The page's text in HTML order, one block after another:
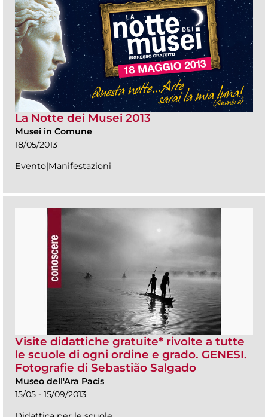
La Notte dei Musei 2013
Musei in Comune
18/05/2013
Evento|Manifestazioni
Visite didattiche gratuite* rivolte a tutte
le scuole di ogni ordine e grado. GENESI.
Fotografie di Sebastião Salgado
Museo dell'Ara Pacis
15/05 - 15/09/2013